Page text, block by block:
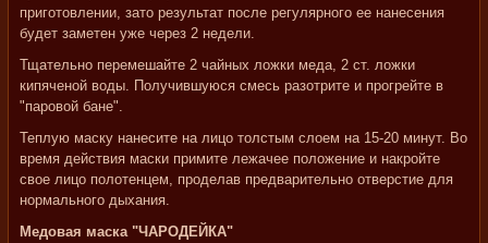
приготовлении, зато результат после регулярного ее нанесения
будет заметен уже через 2 недели.
Тщательно перемешайте 2 чайных ложки меда, 2 ст. ложки
кипяченой воды. Получившуюся смесь разотрите и прогрейте в
"паровой бане".
Теплую маску нанесите на лицо толстым слоем на 15-20 минут. Во
время действия маски примите лежачее положение и накройте
свое лицо полотенцем, проделав предварительно отверстие для
нормального дыхания.
Медовая маска "ЧАРОДЕЙКА"